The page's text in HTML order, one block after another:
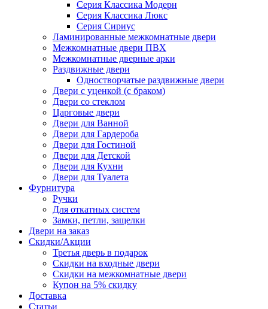
Серия Классика Модерн
Серия Классика Люкс
Серия Сириус
Ламинированные межкомнатные двери
Межкомнатные двери ПВХ
Межкомнатные дверные арки
Раздвижные двери
Одностворчатые раздвижные двери
Двери с уценкой (с браком)
Двери со стеклом
Царговые двери
Двери для Ванной
Двери для Гардероба
Двери для Гостиной
Двери для Детской
Двери для Кухни
Двери для Туалета
Фурнитура
Ручки
Для откатных систем
Замки, петли, защелки
Двери на заказ
Скидки/Акции
Третья дверь в подарок
Скидки на входные двери
Скидки на межкомнатные двери
Купон на 5% скидку
Доставка
Статьи